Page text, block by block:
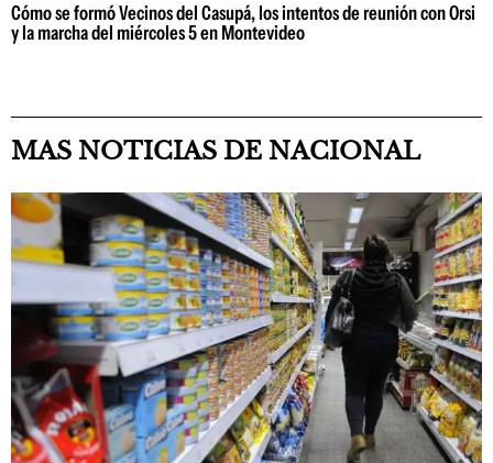
Cómo se formó Vecinos del Casupá, los intentos de reunión con Orsi
y la marcha del miércoles 5 en Montevideo
MAS NOTICIAS DE NACIONAL